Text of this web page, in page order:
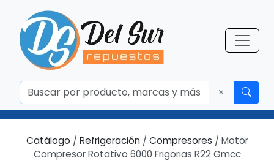
Catálogo / Refrigeración/ Compresores / Motor
Compresor Rotativo 6000 Frigorias R22 Gmcc